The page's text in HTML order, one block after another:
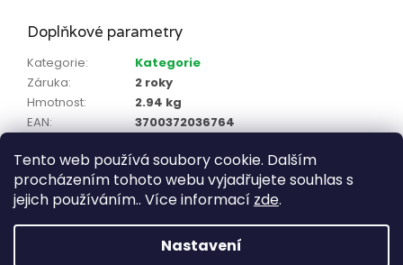
Tento web používá soubory cookie. Dalším
procházením tohoto webu vyjadřujete souhlas s
jejich používáním.. Více informací zde.
Nastavení
Doplňkové parametry
Kategorie:
Kategorie
Záruka:
2 roky
Hmotnost:
2.94 kg
EAN:
3700372036764
Pro koho:
Děvčata, Chlapci, Děvčata a chlapci
Doporučený věk: 12 měsíců - 3 roky
Zápatí
Vytvořil Shoptet